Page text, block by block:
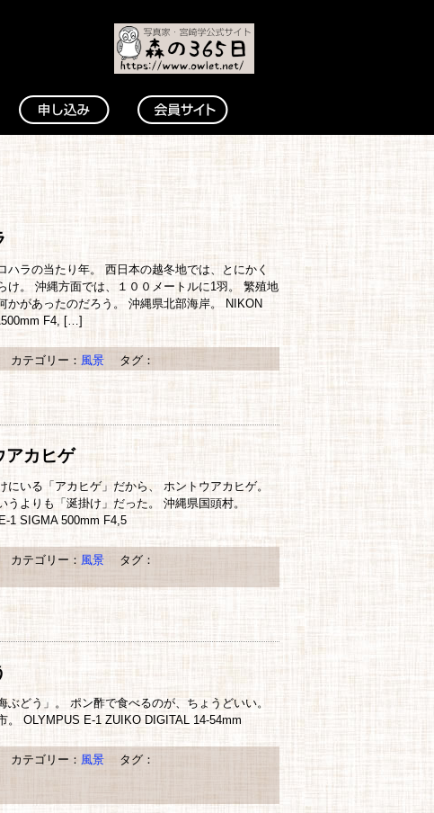
ハラの当たり年。 西日本の越冬地では、とにかく
け。 沖縄方面では、１００メートルに1羽。 繁殖地
かがあったのだろう。 沖縄県北部海岸。 NIKON
F4, […]
カテゴリー： 風景 タグ：
アカヒゲ
にいる「アカヒゲ」だから、 ホントウアカヒゲ。
うよりも「涎掛け」だった。 沖縄県国頭村。
1 SIGMA 500mm F4,5
カテゴリー： 風景 タグ：
ぶどう」。 ポン酢で食べるのが、ちょうどいい。
。 OLYMPUS E-1 ZUIKO DIGITAL 14-54mm
カテゴリー： 風景 タグ：